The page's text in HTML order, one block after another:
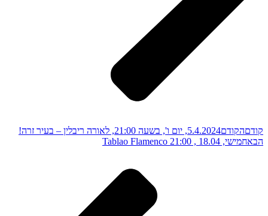
קודםהקודם5.4.2024, יום ו', בשעה 21:00, לאורה ריבלין – בעיר זרה!
הבאחמישי, 18.04 , 21:00 Tablao Flamenco